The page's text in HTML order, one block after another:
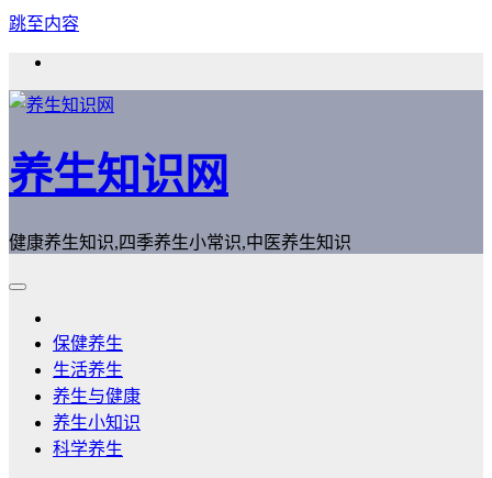
跳至内容
养生知识网
健康养生知识,四季养生小常识,中医养生知识
保健养生
生活养生
养生与健康
养生小知识
科学养生